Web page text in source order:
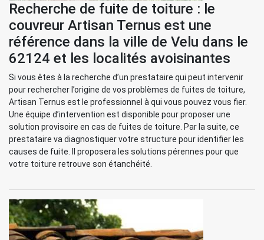
Recherche de fuite de toiture : le
couvreur Artisan Ternus est une
référence dans la ville de Velu dans le
62124 et les localités avoisinantes
Si vous êtes à la recherche d’un prestataire qui peut intervenir
pour rechercher l’origine de vos problèmes de fuites de toiture,
Artisan Ternus est le professionnel à qui vous pouvez vous fier.
Une équipe d’intervention est disponible pour proposer une
solution provisoire en cas de fuites de toiture. Par la suite, ce
prestataire va diagnostiquer votre structure pour identifier les
causes de fuite. Il proposera les solutions pérennes pour que
votre toiture retrouve son étanchéité.